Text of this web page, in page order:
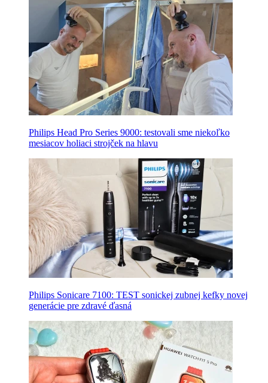
Philips Head Pro Series 9000: testovali sme niekoľko
mesiacov holiaci strojček na hlavu
Philips Sonicare 7100: TEST sonickej zubnej kefky novej
generácie pre zdravé ďasná